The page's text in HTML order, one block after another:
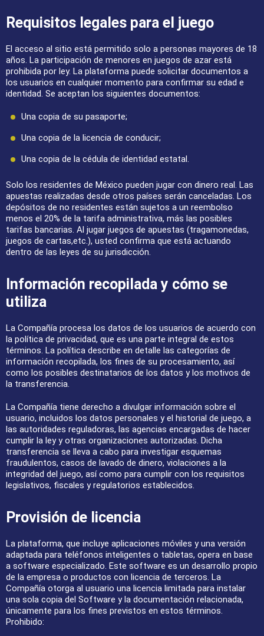
Requisitos legales para el juego
El acceso al sitio está permitido solo a personas mayores de 18
años. La participación de menores en juegos de azar está
prohibida por ley. La plataforma puede solicitar documentos a
los usuarios en cualquier momento para confirmar su edad e
identidad. Se aceptan los siguientes documentos:
Una copia de su pasaporte;
Una copia de la licencia de conducir;
Una copia de la cédula de identidad estatal.
Solo los residentes de México pueden jugar con dinero real. Las
apuestas realizadas desde otros países serán canceladas. Los
depósitos de no residentes están sujetos a un reembolso
menos el 20% de la tarifa administrativa, más las posibles
tarifas bancarias. Al jugar juegos de apuestas (tragamonedas,
juegos de cartas,etc.), usted confirma que está actuando
dentro de las leyes de su jurisdicción.
Información recopilada y cómo se
utiliza
La Compañía procesa los datos de los usuarios de acuerdo con
la política de privacidad, que es una parte integral de estos
términos. La política describe en detalle las categorías de
información recopilada, los fines de su procesamiento, así
como los posibles destinatarios de los datos y los motivos de
la transferencia.
La Compañía tiene derecho a divulgar información sobre el
usuario, incluidos los datos personales y el historial de juego, a
las autoridades reguladoras, las agencias encargadas de hacer
cumplir la ley y otras organizaciones autorizadas. Dicha
transferencia se lleva a cabo para investigar esquemas
fraudulentos, casos de lavado de dinero, violaciones a la
integridad del juego, así como para cumplir con los requisitos
legislativos, fiscales y regulatorios establecidos.
Provisión de licencia
La plataforma, que incluye aplicaciones móviles y una versión
adaptada para teléfonos inteligentes o tabletas, opera en base
a software especializado. Este software es un desarrollo propio
de la empresa o productos con licencia de terceros. La
Compañía otorga al usuario una licencia limitada para instalar
una sola copia del Software y la documentación relacionada,
únicamente para los fines previstos en estos términos.
Prohibido: